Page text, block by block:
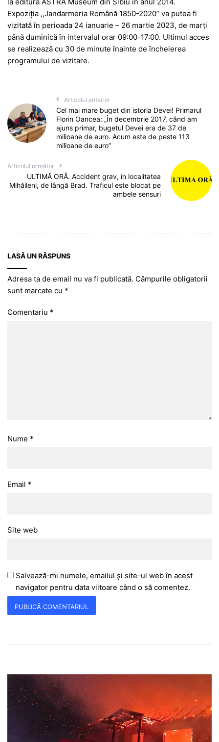
Expoziția ,,Jandarmeria Română 1850-2020’’ va putea fi
vizitată în perioada 24 ianuarie – 26 martie 2023, de marți
până duminică în intervalul orar 09:00-17:00. Ultimul acces
se realizează cu 30 de minute înainte de încheierea
programului de vizitare.
Articolul anterior
Cel mai mare buget din istoria Devei! Primarul
Florin Oancea: „În decembrie 2017, când am
ajuns primar, bugetul Devei era de 37 de
milioane de euro. Acum este de peste 113
milioane de euro”
Articolul următor
ULTIMĂ ORĂ. Accident grav, în localitatea
Mihăileni, de lângă Brad. Traficul este blocat pe
ambele sensuri
LASĂ UN RĂSPUNS
Adresa ta de email nu va fi publicată. Câmpurile obligatorii
sunt marcate cu *
Comentariu *
Nume *
Email *
Site web
Salvează-mi numele, emailul și site-ul web în acest
navigator pentru data viitoare când o să comentez.